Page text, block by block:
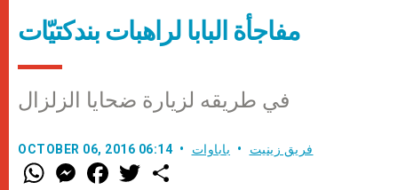
مفاجأة البابا لراهبات بندكتيّات
في طريقه لزيارة ضحايا الزلزال
OCTOBER 06, 2016 06:14 فريق زينيت باباوات
W
h
M
e
F
a w